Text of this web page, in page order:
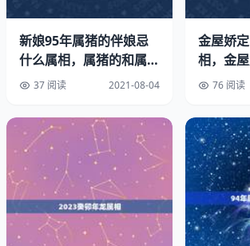
2、属牛性格
牛和狗一样，在婚恋关系中，都是比较忠
们也不会轻易的放弃一段感情，更加不会
家庭。而牛这个属相，性格上更为细腻，
的。同时，他们脾气固执且不愿改变，
3、婚姻搭配
从性格上就可以看出来，狗和牛这两个属
为了家庭付出的，并且忠于婚姻、忠于感
新娘95年属猪的伴娘忌
什么属相，属猪的和属猪
的人结婚忌讳什么属相的
37 阅读 2021-08-04
金屋娇
相，金
蛇头哭
76 阅读